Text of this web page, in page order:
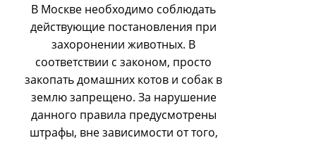
В Москве необходимо соблюдать
действующие постановления при
захоронении животных. В
соответствии с законом, просто
закопать домашних котов и собак в
землю запрещено. За нарушение
данного правила предусмотрены
штрафы, вне зависимости от того,